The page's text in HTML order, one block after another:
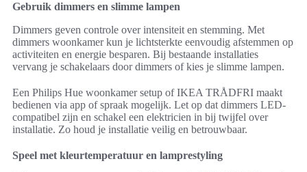
Gebruik dimmers en slimme lampen
Dimmers geven controle over intensiteit en stemming. Met
dimmers woonkamer kun je lichtsterkte eenvoudig afstemmen op
activiteiten en energie besparen. Bij bestaande installaties
vervang je schakelaars door dimmers of kies je slimme lampen.
Een Philips Hue woonkamer setup of IKEA TRÅDFRI maakt
bedienen via app of spraak mogelijk. Let op dat dimmers LED-
compatibel zijn en schakel een elektricien in bij twijfel over
installatie. Zo houd je installatie veilig en betrouwbaar.
Speel met kleurtemperatuur en lamprestyling